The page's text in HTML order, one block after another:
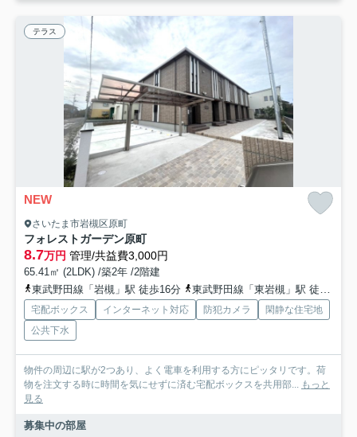
テラス
NEW
さいたま市岩槻区原町
フォレストガーデン原町
8.7万円 管理/共益費3,000円
65.41㎡ (2LDK) /築2年 /2階建
東武野田線「岩槻」駅 徒歩16分
東武野田線「東岩槻」駅 徒歩49分
宅配ボックス インターネット対応 防犯カメラ
閑静な住宅地
公共下水
物件の周辺に駅が2つあり、よく電車を利用する方にピッタリです。荷
物を注文する時に時間を気にせずに済む宅配ボックスを共用部... もっと
見る
募集中の部屋